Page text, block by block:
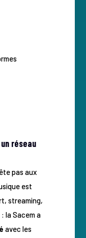
réseau
pas aux
est
streaming,
la Sacem a
avec les